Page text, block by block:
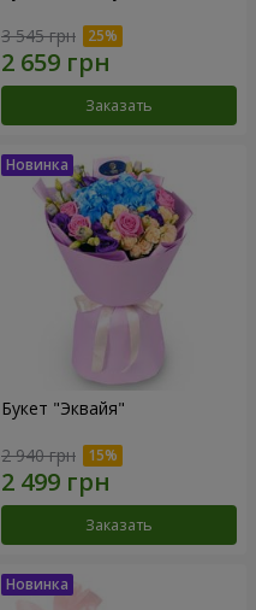
3 545 грн
Заказать
Букет "Эквайя"
2 940 грн
Заказать